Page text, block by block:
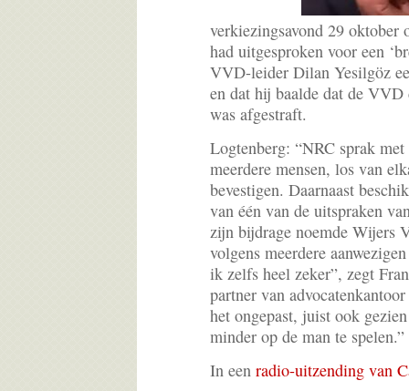
verkiezingsavond 29
had uitgesproken voor een
VVD-leider Dilan Yesilgöz
en dat hij baalde dat de
was afgestraft.
Logtenberg: “NRC sprak
meerdere mensen, los van
bevestigen. Daarnaast
van één van de uitspraken
zijn bijdrage noemde Wijers
volgens meerdere
ik zelfs heel zeker”, zegt
partner van
het ongepast, juist ook
minder op de man te spelen.”
In een radio-uitzending van